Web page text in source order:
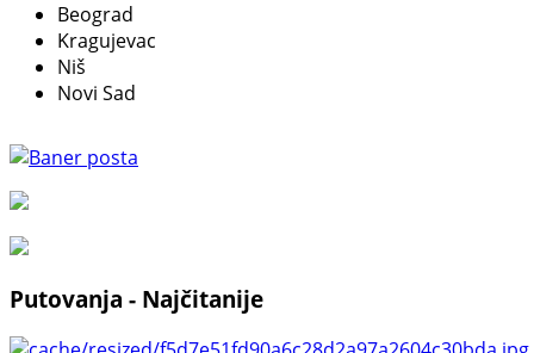
Beograd
Kragujevac
Niš
Novi Sad
Putovanja - Najčitanije